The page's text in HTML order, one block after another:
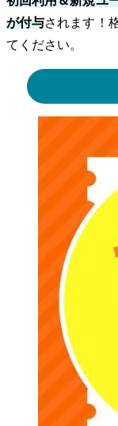
が付与されます！
てください。